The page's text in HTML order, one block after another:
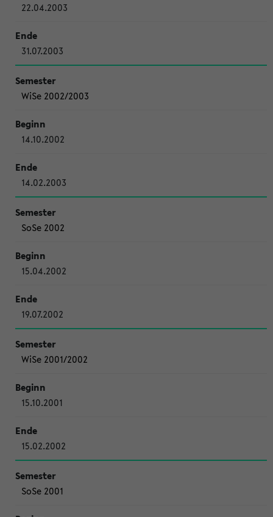
22.04.2003
31.07.2003
WiSe 2002/2003
14.10.2002
14.02.2003
SoSe 2002
15.04.2002
19.07.2002
WiSe 2001/2002
15.10.2001
15.02.2002
SoSe 2001